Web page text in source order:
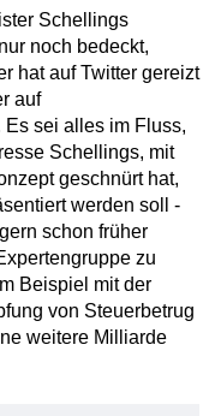
Schellings
noch bedeckt,
hat auf Twitter gereizt
auf
sei alles im Fluss,
Schellings, mit
geschnürt hat,
werden soll -
schon früher
zu
Beispiel mit der
von Steuerbetrug
weitere Milliarde